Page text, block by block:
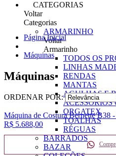
CATEGORIAS
Voltar
Categorias
ARMARINHO
Voltar
Armarinho
TODOS OS
LINHAS
RENDAS
MANTAS
AGULHAS E
ACESSÓRIOS
ORGATEX
TOALHAS
RÉGUAS
BARRADOS
BAZAR
Página Inicial
Máquinas
Máquinas
ORDENAR POR:
Máquina de Costura Bernette
R$ 5.688,00